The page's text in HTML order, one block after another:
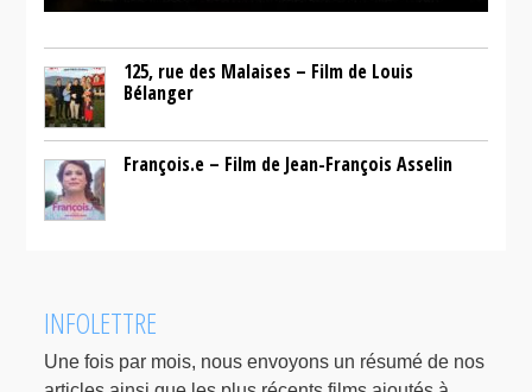
125, rue des Malaises – Film de Louis
Bélanger
François.e – Film de Jean-François Asselin
INFOLETTRE
Une fois par mois, nous envoyons un résumé de nos